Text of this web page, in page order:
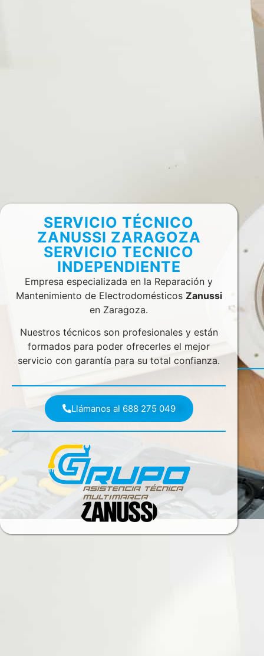
SERVICIO TÉCNICO
ZANUSSI ZARAGOZA
SERVICIO TECNICO
INDEPENDIENTE
Empresa especializada en la Reparación y
Mantenimiento de Electrodomésticos Zanussi
en Zaragoza.
Nuestros técnicos son profesionales y están
formados para poder ofrecerles el mejor
servicio con garantía para su total confianza.
Llámanos al 688 275 049